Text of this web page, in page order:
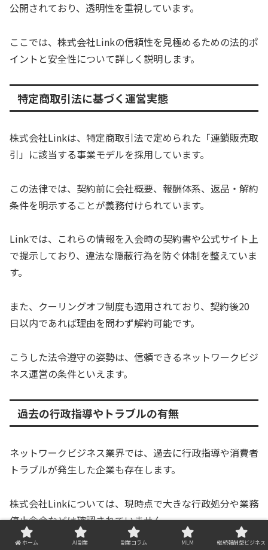
公開されており、透明性を重視しています。
ここでは、株式会社Linkの信頼性を見極めるための法的ポ
イントと安全性について詳しく説明します。
特定商取引法に基づく運営実態
株式会社Linkは、特定商取引法で定められた「連鎖販売取
引」に該当する事業モデルを採用しています。
この法律では、契約前に会社概要、報酬体系、返品・解約
条件を明示することが義務付けられています。
Linkでは、これらの情報を入会時の契約書や公式サイト上
で提示しており、違法な隠蔽行為を防ぐ体制を整えていま
す。
また、クーリングオフ制度も適用されており、契約後20
日以内であれば理由を問わず解約可能です。
こうした法令遵守の姿勢は、信頼できるネットワークビジ
ネス運営の条件といえます。
過去の行政指導やトラブルの有無
ネットワークビジネス業界では、過去に行政指導や消費者
トラブルが発生した企業も存在します。
株式会社Linkについては、現時点で大きな行政処分や業務
停止命令などは確認されていません。
ホーム AI副業 副業コラム MLM 継続報酬型ビジネス